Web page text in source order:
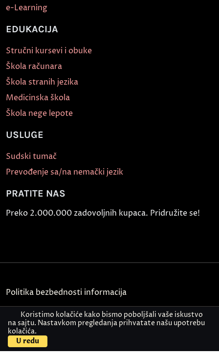
e-Learning
EDUKACIJA
Stručni kursevi i obuke
Škola računara
Škola stranih jezika
Medicinska škola
Škola nege lepote
USLUGE
Sudski tumač
Prevođenje sa/na nemački jezik
PRATITE NAS
Preko 2.000.000 zadovoljnih kupaca. Pridružite se!
Politika bezbednosti informacija
Kontakt
© Akademija Oxford 2026.
Koristimo kolačiće kako bismo poboljšali vaše iskustvo
na sajtu. Nastavkom pregledanja prihvatate našu upotrebu
kolačića.
U redu